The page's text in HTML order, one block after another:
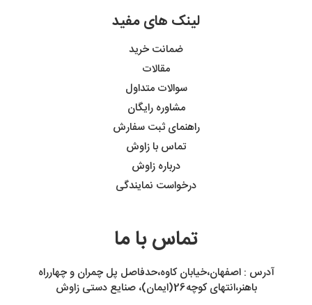
لینک های مفید
ضمانت خرید
مقالات
سوالات متداول
مشاوره رایگان
راهنمای ثبت سفارش
تماس با زاوش
درباره زاوش
درخواست نمایندگی
تماس با ما
آدرس : اصفهان،خیابان کاوه،حدفاصل پل چمران و چهارراه
باهنر،انتهای کوچه26(ایمان)، صنایع دستی زاوش